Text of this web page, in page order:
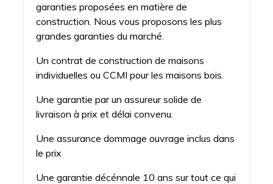
garanties proposées en matière de
construction. Nous vous proposons les plus
grandes garanties du marché.
Un contrat de construction de maisons
individuelles ou CCMI pour les maisons bois.
Une garantie par un assureur solide de
livraison à prix et délai convenu.
Une assurance dommage ouvrage inclus dans
le prix
Une garantie décénnale 10 ans sur tout ce qui